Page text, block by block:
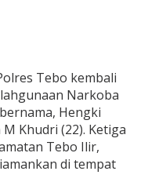
Tebo kembali
Narkoba
Hengki
Khudri (22). Ketiga
Tebo Ilir,
di tempat